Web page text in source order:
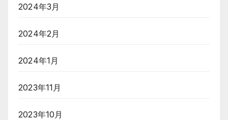
2024年3月
2024年2月
2024年1月
2023年11月
2023年10月